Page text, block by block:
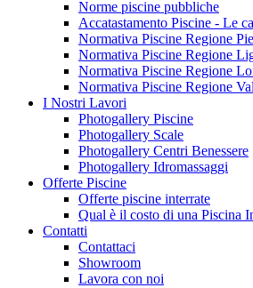
Norme piscine pubbliche
Accatastamento Piscine - Le
Normativa Piscine Regione
Normativa Piscine Regione
Normativa Piscine Regione
Normativa Piscine Regione
I Nostri Lavori
Photogallery Piscine
Photogallery Scale
Photogallery Centri Benessere
Photogallery Idromassaggi
Offerte Piscine
Offerte piscine interrate
Qual è il costo di una Piscina
Contatti
Contattaci
Showroom
Lavora con noi